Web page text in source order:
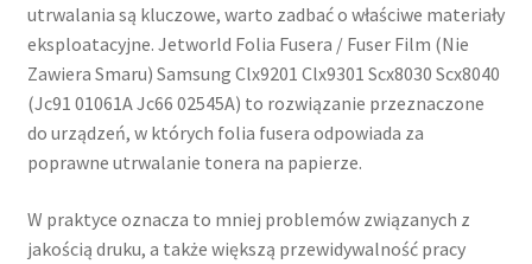
utrwalania są kluczowe, warto zadbać o właściwe materiały
eksploatacyjne. Jetworld Folia Fusera / Fuser Film (Nie
Zawiera Smaru) Samsung Clx9201 Clx9301 Scx8030 Scx8040
(Jc91 01061A Jc66 02545A) to rozwiązanie przeznaczone
do urządzeń, w których folia fusera odpowiada za
poprawne utrwalanie tonera na papierze.
W praktyce oznacza to mniej problemów związanych z
jakością druku, a także większą przewidywalność pracy